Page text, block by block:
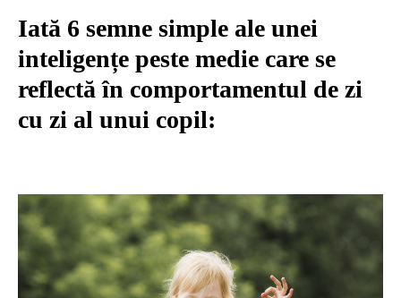
Iată 6 semne simple ale unei
inteligențe peste medie care se
reflectă în comportamentul de zi
cu zi al unui copil: